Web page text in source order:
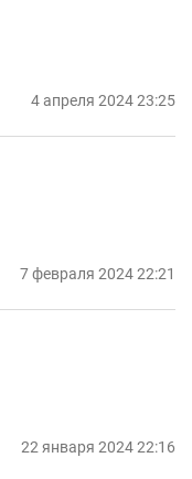
4 апреля 2024 23:25
7 февраля 2024 22:21
22 января 2024 22:16